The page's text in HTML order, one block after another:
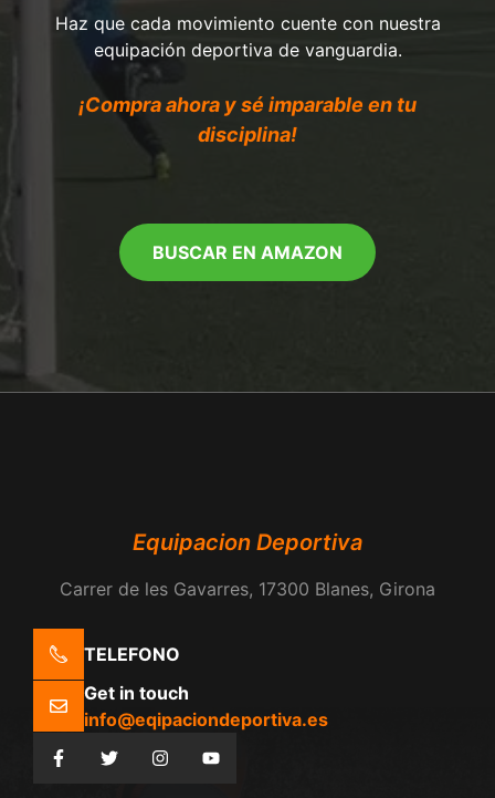
Haz que cada movimiento cuente con nuestra
equipación deportiva de vanguardia.
¡Compra ahora y sé imparable en tu
disciplina!
BUSCAR EN AMAZON
Equipacion Deportiva
Carrer de les Gavarres, 17300 Blanes, Girona
TELEFONO
Get in touch
info@eqipaciondeportiva.es